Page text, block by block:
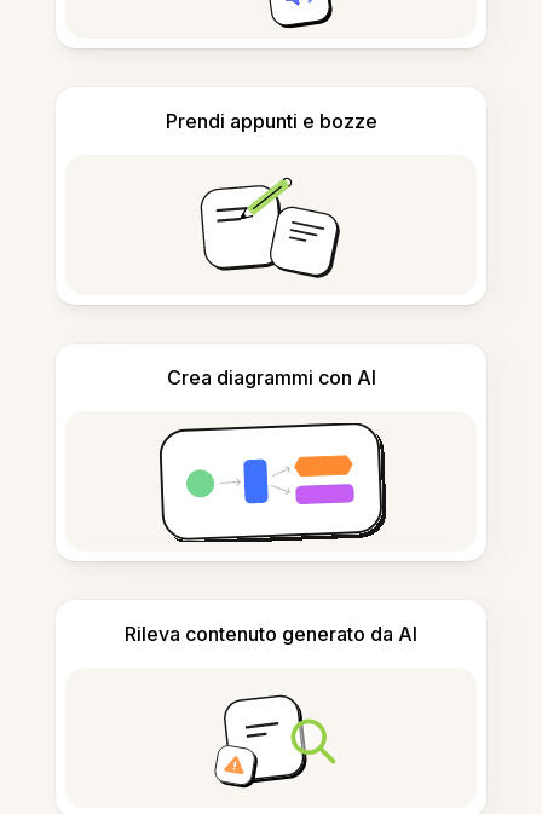
Prendi appunti e bozze
Crea diagrammi con AI
Rileva contenuto generato da AI